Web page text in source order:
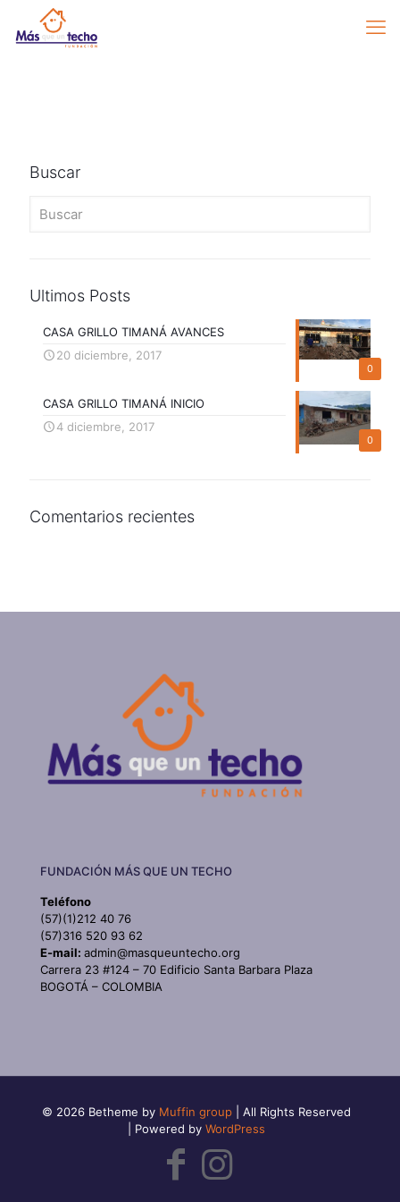
Buscar
Ultimos Posts
0
CASA GRILLO TIMANÁ AVANCES
20 diciembre, 2017
0
CASA GRILLO TIMANÁ INICIO
4 diciembre, 2017
Comentarios recientes
FUNDACIÓN MÁS QUE UN TECHO
Teléfono
(57)(1)212 40 76
(57)316 520 93 62
E-mail: admin@masqueuntecho.org
Carrera 23 #124 – 70 Edificio Santa Barbara Plaza
BOGOTÁ – COLOMBIA
© 2026 Betheme by Muffin group | All Rights Reserved
| Powered byWordPress